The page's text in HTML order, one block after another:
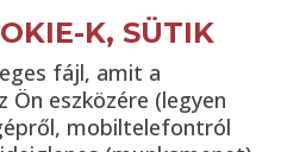
K, SÜTIK
fájl, amit a
Ön eszközére (legyen
mobiltelefontról